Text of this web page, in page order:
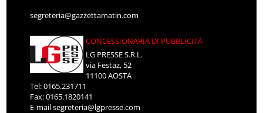
segreteria@gazzettamatin.com
CONCESSIONARIA DI PUBBLICITÀ
LG PRESSE S.R.L.
via Festaz, 52
11100 AOSTA
Tel: 0165.231711
Fax: 0165.1820141
E-mailsegreteria@lgpresse.com